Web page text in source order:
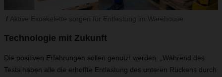
Technologie mit Zukunft
Die positiven Erfahrungen sollen genutzt werden. „Während des
Tests haben alle die erhoffte Entlastung des unteren Rückens durch